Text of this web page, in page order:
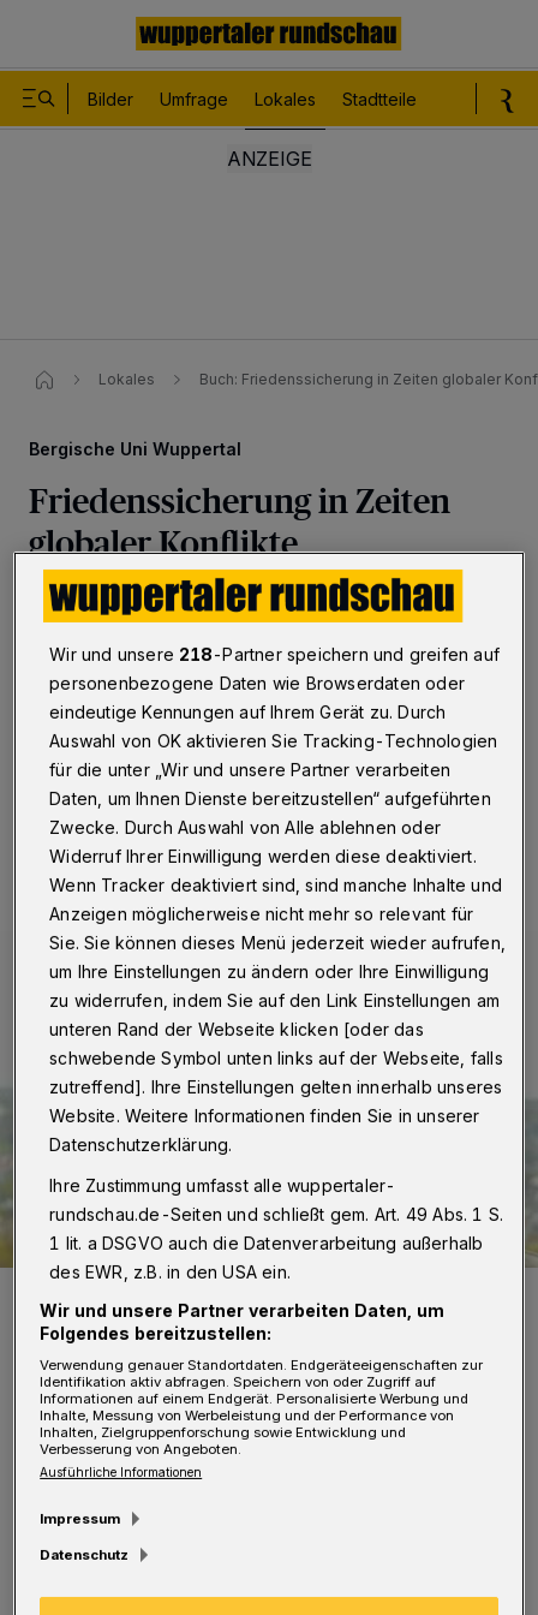
Bilder Umfrage Lokales Stadtteile
Lokales Buch: Friedenssicherung in Zeiten globaler
Bergische Uni Wuppertal
Friedenssicherung in Zeiten
globaler Konflikte
Wuppertal ·Der Wuppertaler Sozialpädagoge Prof. Dr.
Heinz Sünker legt mit dem neuen Sammelband
„Friedenssicherung in kriegerischen Zeiten?! Politische
Klugheit und intellektuelle Verantwortung heute“ eine
hochaktuelle wissenschaftliche Auseinandersetzung
mit Krieg, Frieden und globaler Unsicherheit vor.
09.01.2026 , 09:30 Uhr Eine Minute Lesezeit
Foto: Friederike von Heyden
D er Band versammelt kontroverse
Beiträge namhafter Autorinnen und
Autoren aus dem In- und Ausland.
Wir und unsere 218-Partner speichern und greifen auf
personenbezogene Daten wie Browserdaten oder
eindeutige Kennungen auf Ihrem Gerät zu. Durch
Auswahl von OK aktivieren Sie Tracking-Technologien
für die unter „Wir und unsere Partner verarbeiten
Daten, um Ihnen Dienste bereitzustellen“ aufgeführten
Zwecke. Durch Auswahl von Alle ablehnen oder
Widerruf Ihrer Einwilligung werden diese deaktiviert.
Wenn Tracker deaktiviert sind, sind manche Inhalte und
Anzeigen möglicherweise nicht mehr so relevant für
Sie. Sie können dieses Menü jederzeit wieder aufrufen,
um Ihre Einstellungen zu ändern oder Ihre Einwilligung
zu widerrufen, indem Sie auf den Link Einstellungen am
unteren Rand der Webseite klicken [oder das
schwebende Symbol unten links auf der Webseite, falls
zutreffend]. Ihre Einstellungen gelten innerhalb unseres
Website. Weitere Informationen finden Sie in unserer
Datenschutzerklärung.
Ihre Zustimmung umfasst alle wuppertaler-
rundschau.de-Seiten und schließt gem. Art. 49 Abs. 1 S.
1 lit. a DSGVO auch die Datenverarbeitung außerhalb
des EWR, z.B. in den USA ein.
Wir und unsere Partner verarbeiten Daten, um
Folgendes bereitzustellen:
Verwendung genauer Standortdaten. Endgeräteeigenschaften zur
Identifikation aktiv abfragen. Speichern von oder Zugriff auf
Informationen auf einem Endgerät. Personalisierte Werbung und
Inhalte, Messung von Werbeleistung und der Performance von
Inhalten, Zielgruppenforschung sowie Entwicklung und
Verbesserung von Angeboten.
Ausführliche Informationen
Impressum
Datenschutz